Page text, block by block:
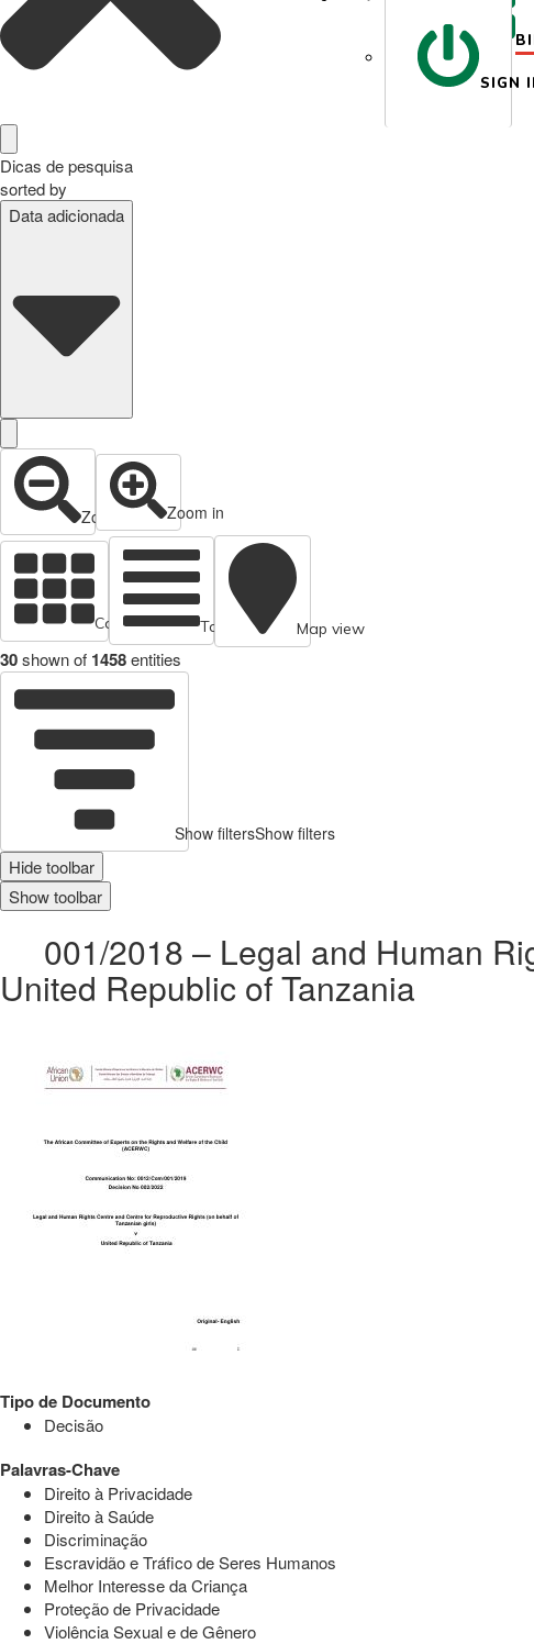
SIGN
Dicas de pesquisa
sorted by
Data adicionada
Zoom out Zoom in
Cards view Table view Map view
30shown of 1458entities
Show filtersShow filters
Hide toolbar
Show toolbar
001/2018 – Legal and Human
United Republic of Tanzania
Tipo de Documento
Decisão
Palavras-Chave
Direito à Privacidade
Direito à Saúde
Discriminação
Escravidão e Tráfico de Seres Humanos
Melhor Interesse da Criança
Proteção de Privacidade
Violência Sexual e de Gênero